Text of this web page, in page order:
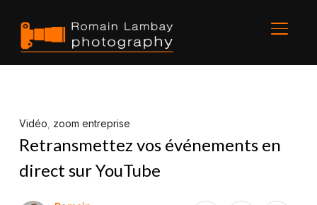
Vidéo zoom entreprise
Retransmettez vos événements en
direct sur YouTube